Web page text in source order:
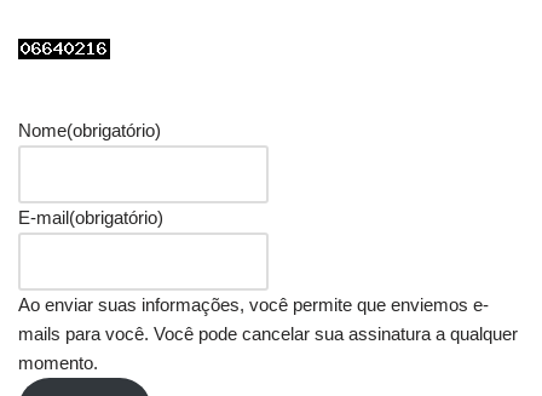
Nome(obrigatório)
E-mail(obrigatório)
Ao enviar suas informações, você permite que enviemos e-
mails para você. Você pode cancelar sua assinatura a qualquer
momento.